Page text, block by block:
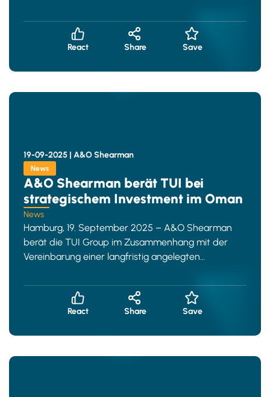
React Share Save
19-09-2025 | A&O Shearman
News
A&O Shearman berät TUI bei
strategischem Investment im Oman
News
Hamburg, 19. September 2025 – A&O Shearman
berät die TUI Group im Zusammenhang mit der
Vereinbarung einer langfristig angelegten
React Share Save